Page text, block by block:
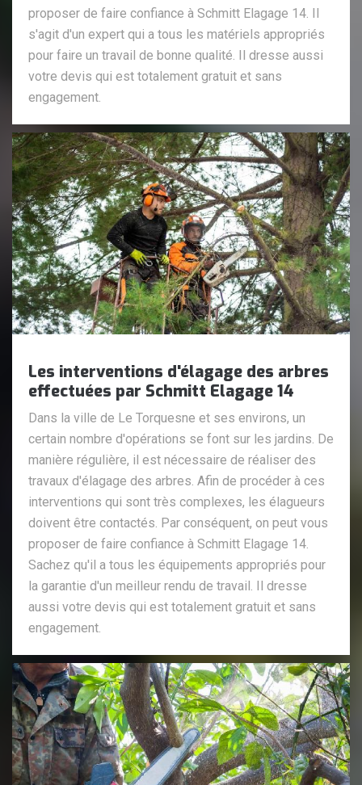
proposer de faire confiance à Schmitt Elagage 14. Il
s'agit d'un expert qui a tous les matériels appropriés
pour faire un travail de bonne qualité. Il dresse aussi
votre devis qui est totalement gratuit et sans
engagement.
Les interventions d'élagage des arbres
effectuées par Schmitt Elagage 14
Dans la ville de Le Torquesne et ses environs, un
certain nombre d'opérations se font sur les jardins. De
manière régulière, il est nécessaire de réaliser des
travaux d'élagage des arbres. Afin de procéder à ces
interventions qui sont très complexes, les élagueurs
doivent être contactés. Par conséquent, on peut vous
proposer de faire confiance à Schmitt Elagage 14.
Sachez qu'il a tous les équipements appropriés pour
la garantie d'un meilleur rendu de travail. Il dresse
aussi votre devis qui est totalement gratuit et sans
engagement.